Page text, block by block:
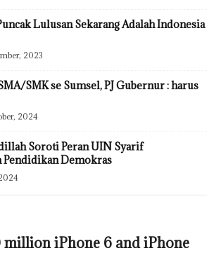
Lulusan Sekarang Adalah Indonesia
2023
SMK se Sumsel, PJ Gubernur : harus
2024
Soroti Peran UIN Syarif
Demokras
million iPhone 6 and iPhone